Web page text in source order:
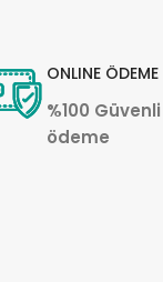
ONLINE ÖDEME
%100 Güvenli
ödeme